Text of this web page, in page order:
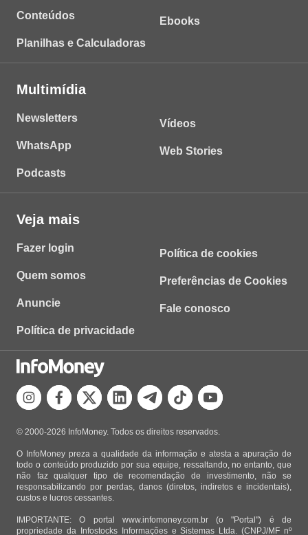
Conteúdos
Planilhas e Calculadoras
Ebooks
Multimídia
Newsletters
WhatsApp
Podcasts
Vídeos
Web Stories
Veja mais
Fazer login
Quem somos
Anuncie
Política de privacidade
Política de cookies
Preferências de Cookies
Fale conosco
© 2000-2026 InfoMoney. Todos os direitos reservados.
O InfoMoney preza a qualidade da informação e atesta a apuração de
todo o conteúdo produzido por sua equipe, ressaltando, no entanto, que
não faz qualquer tipo de recomendação de investimento, não se
responsabilizando por perdas, danos (diretos, indiretos e incidentais),
custos e lucros cessantes.
IMPORTANTE: O portal www.infomoney.com.br (o "Portal") é de
propriedade da Infostocks Informações e Sistemas Ltda. (CNPJ/MF nº